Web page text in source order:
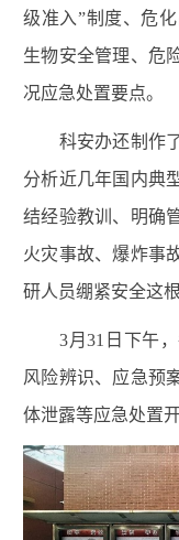
级准入”制度、危
生物安全管理、危
况应急处置要点。
科安办还制作
分析近几年国内典
结经验教训、明确
火灾事故、爆炸事
研人员绷紧安全这根
3月31 日下午
风险辨识、应急预
体泄露等应急处置